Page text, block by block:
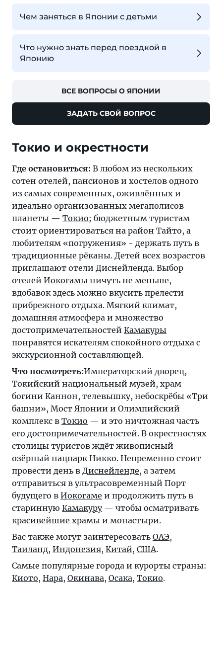
Чем заняться в Японии с детьми
Что нужно знать перед поездкой в
Японию
ВСЕ ВОПРОСЫ О ЯПОНИИ
ЗАДАТЬ СВОЙ ВОПРОС
Токио и окрестности
Где остановиться: В любом из нескольких
сотен отелей, пансионов и хостелов одного
из самых современных, оживлённых и
идеально организованных мегаполисов
планеты — Токио; бюджетным туристам
стоит ориентироваться на район Тайто, а
любителям «погружения» - держать путь в
традиционные рёканы. Детей всех возрастов
приглашают отели Диснейленда. Выбор
отелей Иокогамы ничуть не меньше,
вдобавок здесь можно вкусить прелести
прибрежного отдыха. Мягкий климат,
домашняя атмосфера и множество
достопримечательностей Камакуры
понравятся искателям спокойного отдыха с
экскурсионной составляющей.
Что посмотреть:Императорский дворец,
Токийский национальный музей, храм
богини Каннон, телевышку, небоскрёбы «Три
башни», Мост Японии и Олимпийский
комплекс в Токио — и это ничтожная часть
его достопримечательностей. В окрестностях
столицы туристов ждёт живописный
озёрный нацпарк Никко. Непременно стоит
провести день в Диснейленде, а затем
отправиться в ультрасовременный Порт
будущего в Иокогаме и продолжить путь в
старинную Камакуру— чтобы осматривать
красивейшие храмы и монастыри.
Вас также могут заинтересовать ОАЭ,
Таиланд, Индонезия, Китай, США.
Самые популярные города и курорты страны:
Киото, Нара, Окинава, Осака, Токио.